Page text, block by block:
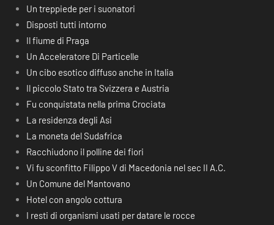
Un treppiede per i suonatori
Disposti tutti intorno
Il fiume di Praga
Un Acceleratore Di Particelle
Un cibo esotico diffuso anche in Italia
Il piccolo Stato tra Svizzera e Austria
Fu conquistata nella prima Crociata
La residenza degli Asi
La moneta del Sudafrica
Racchiudono il polline dei fiori
Vi fu sconfitto Filippo V di Macedonia nel sec II A.C.
Un Comune del Mantovano
Hotel con angolo cottura
I resti di organismi usati per datare le rocce